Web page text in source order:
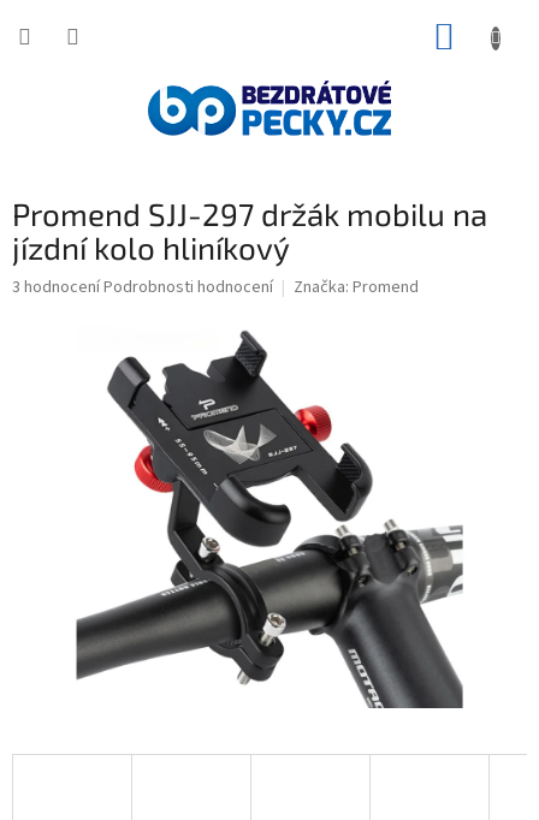
Promend SJJ-297 držák mobilu na
jízdní kolo hliníkový
Průměrné
3 hodnoceníPodrobnosti hodnocení Značka: Promend